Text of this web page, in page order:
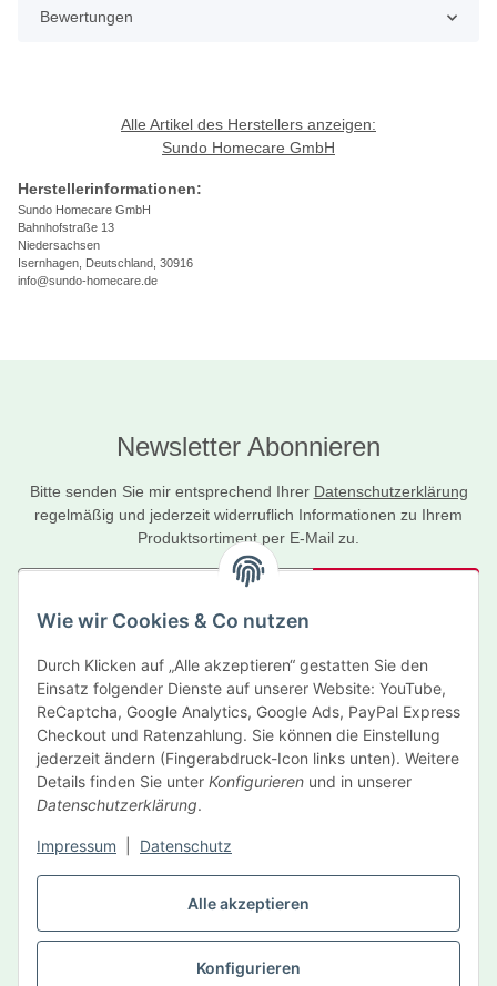
Alle akzeptieren
Konfigurieren
Wie wir Cookies & Co nutzen
Durch Klicken auf „Alle akzeptieren“ gestatten Sie den
Einsatz folgender Dienste auf unserer Website: YouTube,
ReCaptcha, Google Analytics, Google Ads, PayPal Express
Checkout und Ratenzahlung. Sie können die Einstellung
jederzeit ändern (Fingerabdruck-Icon links unten). Weitere
Details finden Sie unter Konfigurieren und in unserer
Datenschutzerklärung.
Impressum Datenschutz
Bewertungen
Alle Artikel des Herstellers anzeigen:
Sundo Homecare GmbH
Herstellerinformationen:
Sundo Homecare GmbH
Bahnhofstraße 13
Niedersachsen
Isernhagen, Deutschland, 30916
info@sundo-homecare.de
Newsletter Abonnieren
Bitte senden Sie mir entsprechend Ihrer Datenschutzerklärung
regelmäßig und jederzeit widerruflich Informationen zu Ihrem
Produktsortiment per E-Mail zu.
Newsletter Abonnieren
Informationen
Gesetzliche Informationen
Hersteller
Vertrag widerrufen